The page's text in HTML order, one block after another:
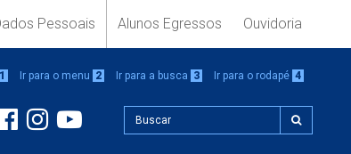
Pessoais Alunos Egressos Ouvidoria
1 Ir para o menu 2 Ir para a busca 3 Ir para o rodapé 4